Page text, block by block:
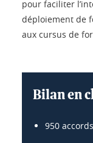
pour faciliter
déploiement de
aux cursus de
Bilan en
950